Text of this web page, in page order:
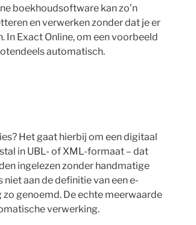
boekhoudsoftware kan zo’n
en verwerken zonder dat je er
Exact Online, om een voorbeeld
automatisch.
Het gaat hierbij om een digitaal
in UBL- of XML-formaat – dat
ingelezen zonder handmatige
aan de definitie van een e-
genoemd. De echte meerwaarde
verwerking.